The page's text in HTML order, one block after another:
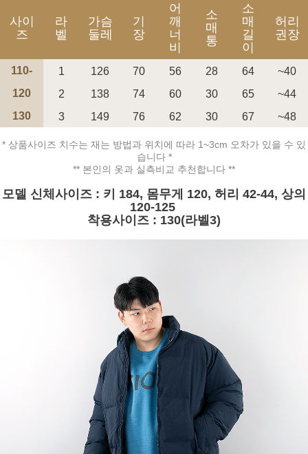
페이코 ID로 페
PAYCO 바로구매
사이
즈
라
벨
가슴
둘레
기
장
어
깨
너
비
소
매
통
소
매
길
이
허리
권장
110- 1 126 70 56 28 64
~40
120
2 138 74 60 30 65
~44
130
3 149 76 62 30 67 ~48
* 상품사이즈 치수는 재는 방법과 위치에 따라 1~3cm 오차가 있을 수 있
습니다 *
** 본인의 옷과 실측비교 추천합니다 **
모델 신체사이즈 : 키 184, 몸무게 120, 허리 42-44, 상의
120-125
착용사이즈 : 130(라벨3)